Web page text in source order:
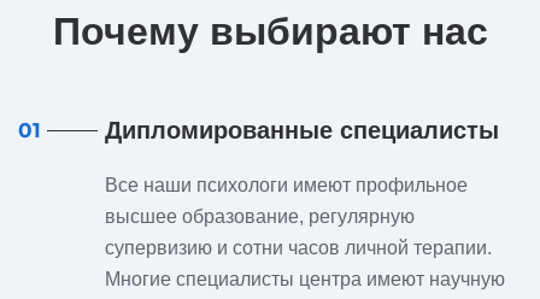
Почему выбирают нас
01 Дипломированные специалисты
Все наши психологи имеют профильное
высшее образование, регулярную
супервизию и сотни часов личной терапии.
Многие специалисты центра имеют научную